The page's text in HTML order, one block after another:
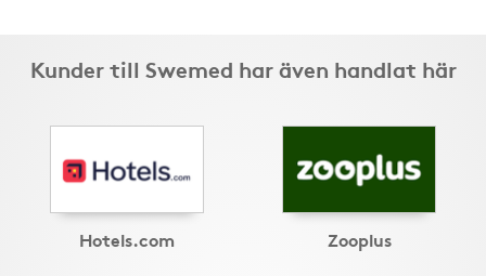
Kunder till Swemed har även handlat här
Hotels.com Zooplus